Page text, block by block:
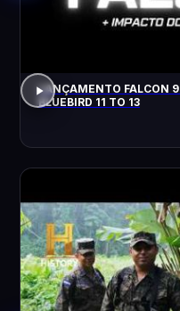
LANÇAMENTO FALCON 9 + IMPACTO NA LUA!!!! | MISSÃO
BLUEBIRD 11 TO 13